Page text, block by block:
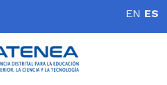
EN ES